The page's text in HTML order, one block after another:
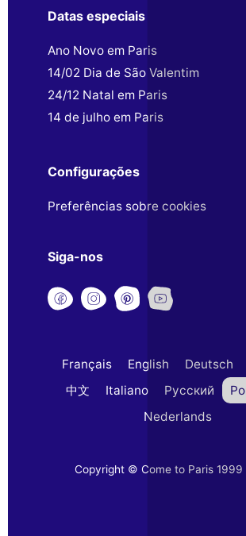
Datas especiais
Ano Novo em Paris
14/02 Dia de São Valentim
24/12 Natal em Paris
14 de julho em Paris
Configurações
Preferências sobre cookies
Siga-nos
Français English Deutsch
中文
Italiano Русский
Nederlands
Copyright © Come to Paris 1999